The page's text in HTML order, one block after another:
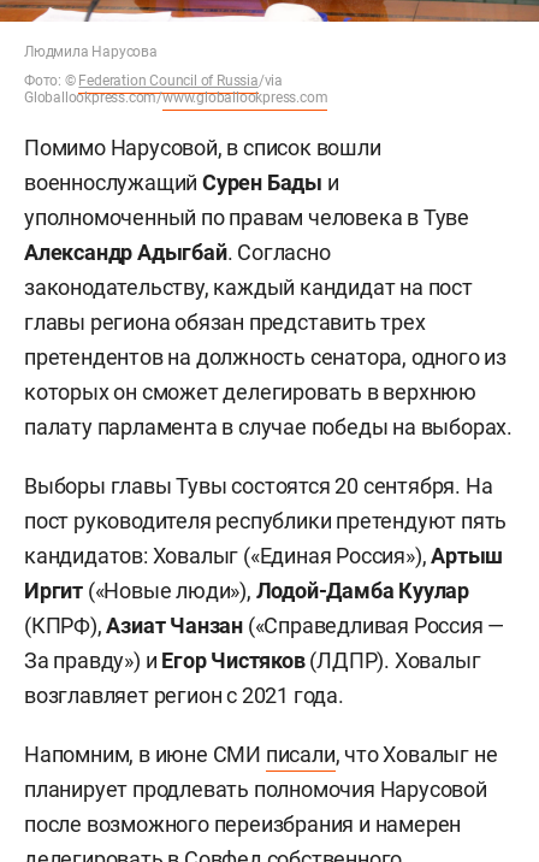
Людмила Нарусова
Фото: © Federation Council of Russia/via
Globallookpress.com/www.globallookpress.com
Помимо Нарусовой, в список вошли
военнослужащийСурен Бады и
уполномоченный по правам человека в Туве
Александр Адыгбай. Согласно
законодательству, каждый кандидат на пост
главы региона обязан представить трех
претендентов на должность сенатора, одного из
которых он сможет делегировать в верхнюю
палату парламента в случае победы на выборах.
Выборы главы Тувы состоятся 20 сентября. На
пост руководителя республики претендуют пять
кандидатов: Ховалыг («Единая Россия»),Артыш
Иргит («Новые люди»), Лодой-Дамба Куулар
(КПРФ),Азиат Чанзан («Справедливая Россия —
За правду») и Егор Чистяков(ЛДПР). Ховалыг
возглавляет регион с 2021 года.
Напомним, в июне СМИ писали, что Ховалыг не
планирует продлевать полномочия Нарусовой
после возможного переизбрания и намерен